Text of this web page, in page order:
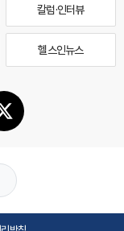
칼럼·인터뷰
헬스인뉴스